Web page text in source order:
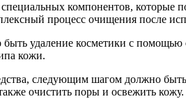
компонентов,
процесс очищения после
удаление косметики с
кожи.
следующим шагом должно
очистить поры и освежить кожу.